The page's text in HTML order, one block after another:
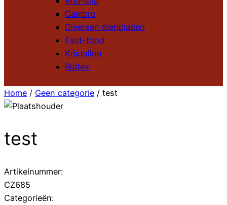
Cambro
Diversen dienbladen
Fast-food
Kristallon
Roltex
Home / Geen categorie / test
test
Artikelnummer:
CZ685
Categorieën: